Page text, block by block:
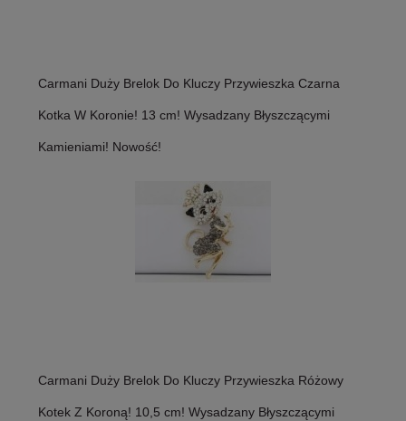
Carmani Duży Brelok Do Kluczy Przywieszka Czarna
Kotka W Koronie! 13 cm! Wysadzany Błyszczącymi
Kamieniami! Nowość!
Carmani Duży Brelok Do Kluczy Przywieszka Różowy
Kotek Z Koroną! 10,5 cm! Wysadzany Błyszczącymi